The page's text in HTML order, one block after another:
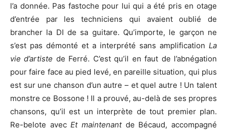
l’a donnée. Pas fastoche pour lui qui a été pris en otage
d’entrée par les techniciens qui avaient oublié de
brancher la DI de sa guitare. Qu’importe, le garçon ne
s’est pas démonté et a interprété sans amplification La
vie d’artiste de Ferré. C’est qu’il en faut de l’abnégation
pour faire face au pied levé, en pareille situation, qui plus
est sur une chanson d’un autre – et quel autre ! Un talent
monstre ce Bossone ! Il a prouvé, au-delà de ses propres
chansons, qu’il est un interprète de tout premier plan.
Re-belote avecEt maintenantde Bécaud, accompagné